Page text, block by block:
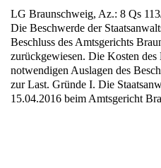
LG Braunschweig, Az.: 8 Qs
Die Beschwerde der
Beschluss des Amtsgerichts
zurückgewiesen. Die Kosten
notwendigen Auslagen des
zur Last. Gründe I. Die
15.04.2016 beim Amtsgericht